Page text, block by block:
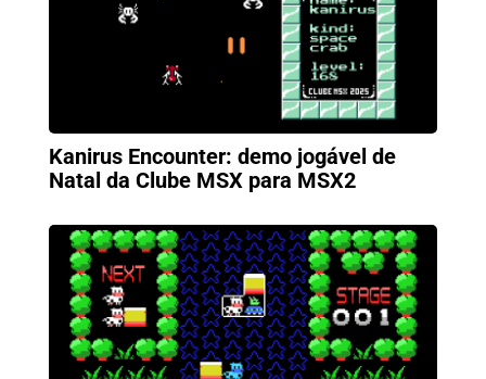
Kanirus Encounter: demo jogável de
Natal da Clube MSX para MSX2